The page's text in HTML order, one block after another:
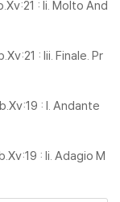
Gaspard esche
works fro
trios Nos 7, 21,
and marvel
: Ii. Molto And
: Iii. Finale. Pr
: I. Andante
: Ii. Adagio M